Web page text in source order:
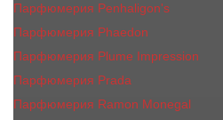
Парфюмерия Penhaligon's
Парфюмерия Phaedon
Парфюмерия Plume Impression
Парфюмерия Prada
Парфюмерия Ramon Monegal